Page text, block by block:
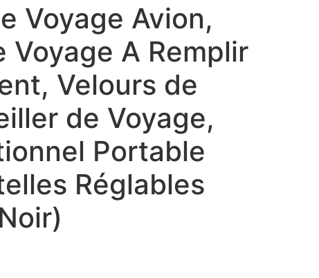
Voyage Avion,
Voyage A Remplir
Velours de
de Voyage,
Portable
Réglables